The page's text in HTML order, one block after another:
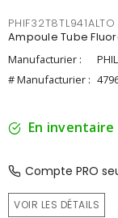
PHIF32T8TL941ALTO
Ampoule Tube
Manufacturier :
# Manufacturier :
En inventaire
Compte PRO
VOIR LES DÉTAILS